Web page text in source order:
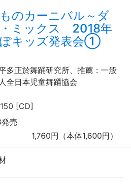
のカーニバル～ダ
ミックス 2018年
ぽキッズ発表会①
多正於舞踊研究所、 推薦 ：一般
全日本児童舞踊協会
[CD]
売
1,760円（本体1,600円）